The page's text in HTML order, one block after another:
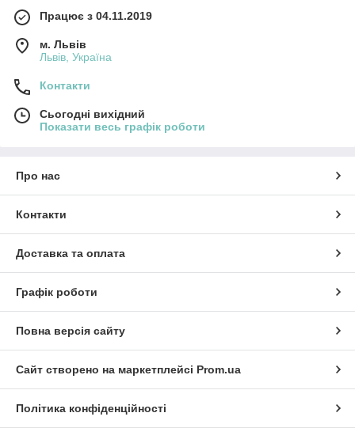
Працює з 04.11.2019
м. Львів
Львів, Україна
Контакти
Сьогодні вихідний
Показати весь графік роботи
Про нас
Контакти
Доставка та оплата
Графік роботи
Повна версія сайту
Сайт створено на маркетплейсі Prom.ua
Політика конфіденційності